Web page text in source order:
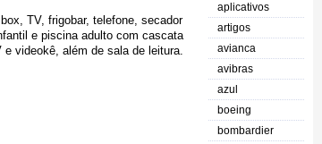
TV, frigobar, telefone, secador
e piscina adulto com cascata
videokê, além de sala de leitura.
aplicativos
artigos
avianca
avibras
azul
boeing
bombardier